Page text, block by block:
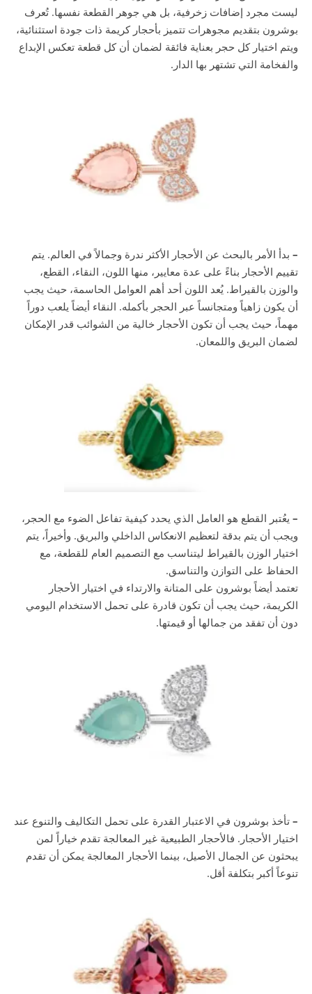
ليست مجرد إضافات زخرفية، بل هي جوهر القطعة نفسها. تُعرف
بوشرون بتقديم مجوهرات تتميز بأحجار كريمة ذات جودة استثنائية،
ويتم اختيار كل حجر بعناية فائقة لضمان أن كل قطعة تعكس الإبداع
والفخامة التي تشتهر بها الدار.
– بدأ الأمر بالبحث عن الأحجار الأكثر ندرة وجمالاً في العالم. يتم
تقييم الأحجار بناءً على عدة معايير، منها اللون، النقاء، القطع،
والوزن بالقيراط. يُعد اللون أحد أهم العوامل الحاسمة، حيث يجب
أن يكون زاهياً ومتجانساً عبر الحجر بأكمله. النقاء أيضاً يلعب دوراً
مهماً، حيث يجب أن تكون الأحجار خالية من الشوائب قدر الإمكان
لضمان البريق واللمعان.
– يعُتبر القطع هو العامل الذي يحدد كيفية تفاعل الضوء مع الحجر،
ويجب أن يتم بدقة لتعظيم الانعكاس الداخلي والبريق. وأخيراً، يتم
اختيار الوزن بالقيراط ليتناسب مع التصميم العام للقطعة، مع
الحفاظ على التوازن والتناسق.
تعتمد أيضاً بوشرون على المتانة والارتداء في اختيار الأحجار
الكريمة، حيث يجب أن تكون قادرة على تحمل الاستخدام اليومي
دون أن تفقد من جمالها أو قيمتها.
– تأخذ بوشرون في الاعتبار القدرة على تحمل التكاليف والتنوع عند
اختيار الأحجار. فالأحجار الطبيعية غير المعالجة تقدم خياراً لمن
يبحثون عن الجمال الأصيل، بينما الأحجار المعالجة يمكن أن تقدم
تنوعاً أكبر بتكلفة أقل.